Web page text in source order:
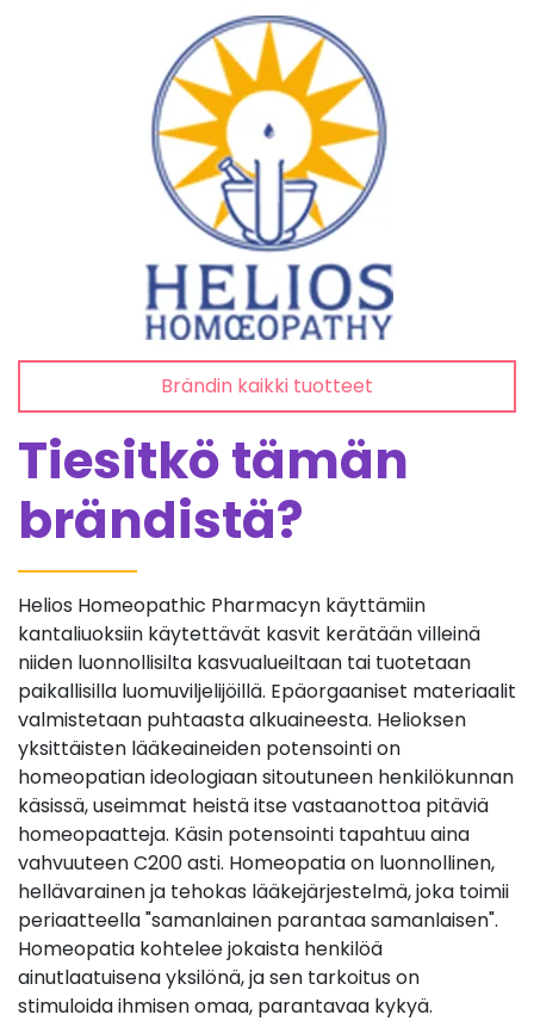
Brändin kaikki tuotteet
Tiesitkö tämän
brändistä?
Helios Homeopathic Pharmacyn käyttämiin
kantaliuoksiin käytettävät kasvit kerätään villeinä
niiden luonnollisilta kasvualueiltaan tai tuotetaan
paikallisilla luomuviljelijöillä. Epäorgaaniset materiaalit
valmistetaan puhtaasta alkuaineesta. Helioksen
yksittäisten lääkeaineiden potensointi on
homeopatian ideologiaan sitoutuneen henkilökunnan
käsissä, useimmat heistä itse vastaanottoa pitäviä
homeopaatteja. Käsin potensointi tapahtuu aina
vahvuuteen C200 asti. Homeopatia on luonnollinen,
hellävarainen ja tehokas lääkejärjestelmä, joka toimii
periaatteella "samanlainen parantaa samanlaisen".
Homeopatia kohtelee jokaista henkilöä
ainutlaatuisena yksilönä, ja sen tarkoitus on
stimuloida ihmisen omaa, parantavaa kykyä.